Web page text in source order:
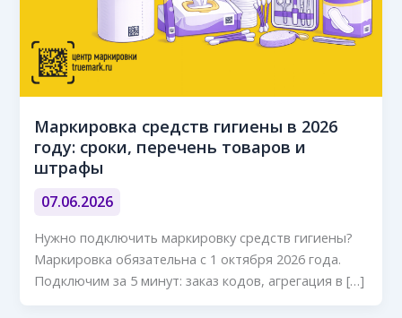
Маркировка средств гигиены в 2026
году: сроки, перечень товаров и
штрафы
07.06.2026
Нужно подключить маркировку средств гигиены?
Маркировка обязательна с 1 октября 2026 года.
Подключим за 5 минут: заказ кодов, агрегация в […]